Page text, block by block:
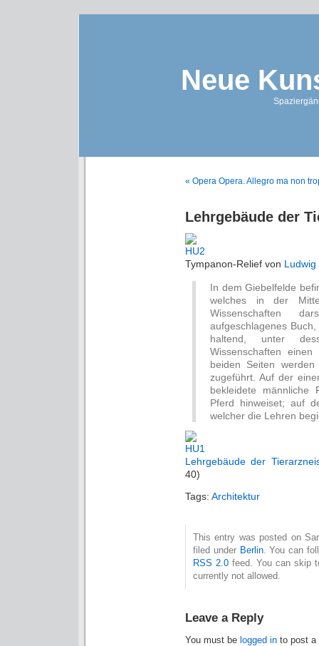
Neue
« Opera Opera. Allegro ma non
Lehrgebäude der
Tympanon-Relief von Ludwig
In dem Giebelfelde
welches in der
Wissenschaften
aufgeschlagenes
haltend, unter
Wissenschaften
beiden Seiten
zugeführt. Auf der
bekleidete
Pferd hinweiset; auf
welcher die Lehren
Lehrgebäude der
40)
Tags: Architektur
This entry was posted on
filed under Berlin. You can
RSS 2.0feed. You can skip
currently not allowed.
Leave a Reply
You must be logged in to post a